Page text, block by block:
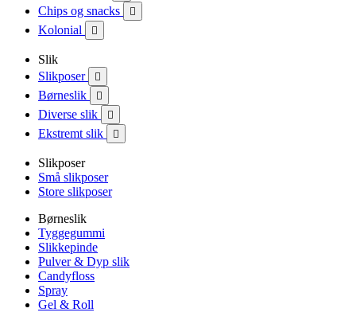
Chips og snacks 
Kolonial 
Slik
Slikposer

Børneslik 
Diverse slik 
Ekstremt slik 
Slikposer
Små slikposer
Store slikposer
Børneslik
Tyggegummi
Slikkepinde
Pulver & Dyp slik
Candyfloss
Spray
Gel & Roll